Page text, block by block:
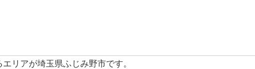
リアが埼玉県ふじみ野市です。